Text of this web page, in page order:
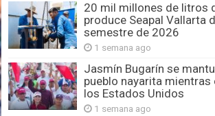
20 mil millones de litros
produce Seapal Vallarta
semestre de 2026
1 semana ago
Jasmín Bugarín se
pueblo nayarita
los Estados Unidos
1 semana ago